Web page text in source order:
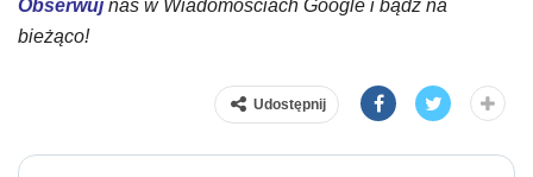
Obserwujnas w Wiadomościach Google i bądź na
bieżąco!
Udostępnij